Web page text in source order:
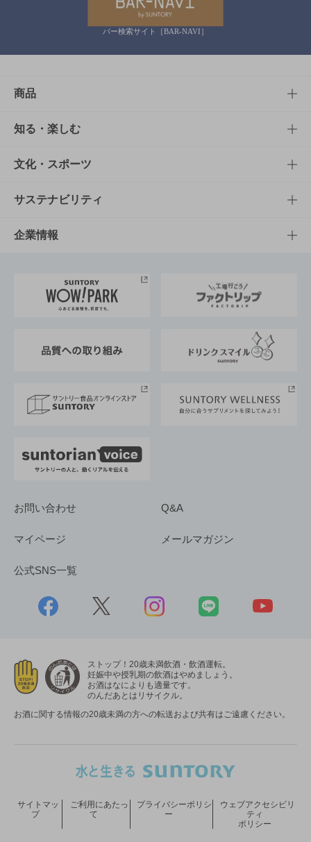
バー検索サイト［BAR-NAVI］
商品
商品TOP
商品一覧
商品発売情報
栄養成分一覧
知る・楽しむ
知る・楽しむTOP
キャンペーン
工場見学
地域情報
文化・スポーツ
文化・スポーツTOP
サントリーホール
サントリーサンバーズ大阪
サステナビリティ
サステナビリティTOP
サントリーが考えるサステナビリティ経営
企業情報
企業概要
採用情報
お問い合わせ Q&A
マイページ メールマガジン
公式SNS一覧
ストップ！20歳未満飲酒・飲酒運転。
妊娠中や授乳期の飲酒はやめましょう。
お酒はなによりも適量です。
のんだあとはリサイクル。
お酒に関する情報の20歳未満の方への転送および共有はご遠慮ください。
サイトマッ
プ
ご利用にあたっ
て
プライバシーポリシ
ー
ウェブアクセシビリ
ティ
ポリシー